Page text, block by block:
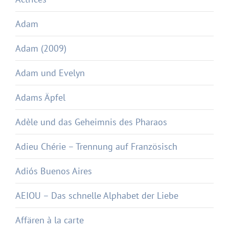
Adam
Adam (2009)
Adam und Evelyn
Adams Äpfel
Adèle und das Geheimnis des Pharaos
Adieu Chérie – Trennung auf Französisch
Adiós Buenos Aires
AEIOU – Das schnelle Alphabet der Liebe
Affären à la carte